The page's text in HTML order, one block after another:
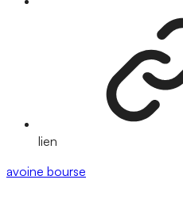
lien
avoine bourse